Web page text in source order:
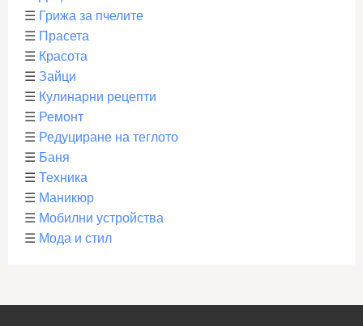
☰ Грижа за пчелите
☰ Прасета
☰ Красота
☰ Зайци
☰ Кулинарни рецепти
☰ Ремонт
☰ Редуциране на теглото
☰ Баня
☰ Техника
☰ Маникюр
☰ Мобилни устройства
☰ Мода и стил